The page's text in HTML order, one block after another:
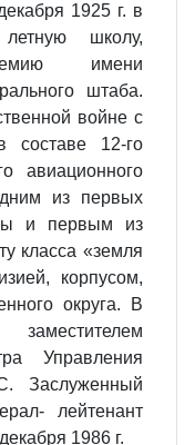
1925 г. в
летную школу,
имени
штаба.
войне с
составе 12-го
авиационного
из первых
и первым из
класса «земля
корпусом,
округа. В
Управления
Заслуженный
лейтенант
1986 г.